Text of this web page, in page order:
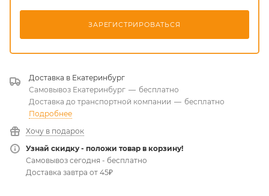
ЗАРЕГИСТРИРОВАТЬСЯ
Доставка в Екатеринбург
Самовывоз Екатеринбург — бесплатно
Доставка до транспортной компании — бесплатно
Подробнее
Хочу в подарок
Узнай скидку - положи товар в корзину!
Самовывоз сегодня - бесплатно
Доставка завтра от 45₽